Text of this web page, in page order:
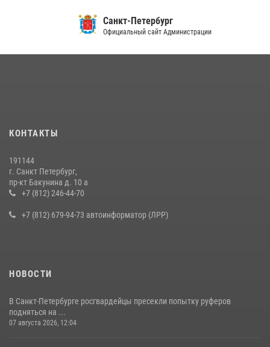
Санкт-Петербург
Официальный сайт Администрации
КОНТАКТЫ
191144
г. Санкт Петербург,
пр-кт Бакунина д. 10 а
+7 (812) 246-44-70
+7 (812) 679-94-73 автоинформатор (ЛРР)
НОВОСТИ
В Санкт-Петербурге росгвардейцы пресекли попытку руферов
подняться на ...
07 августа 2026, 12:04